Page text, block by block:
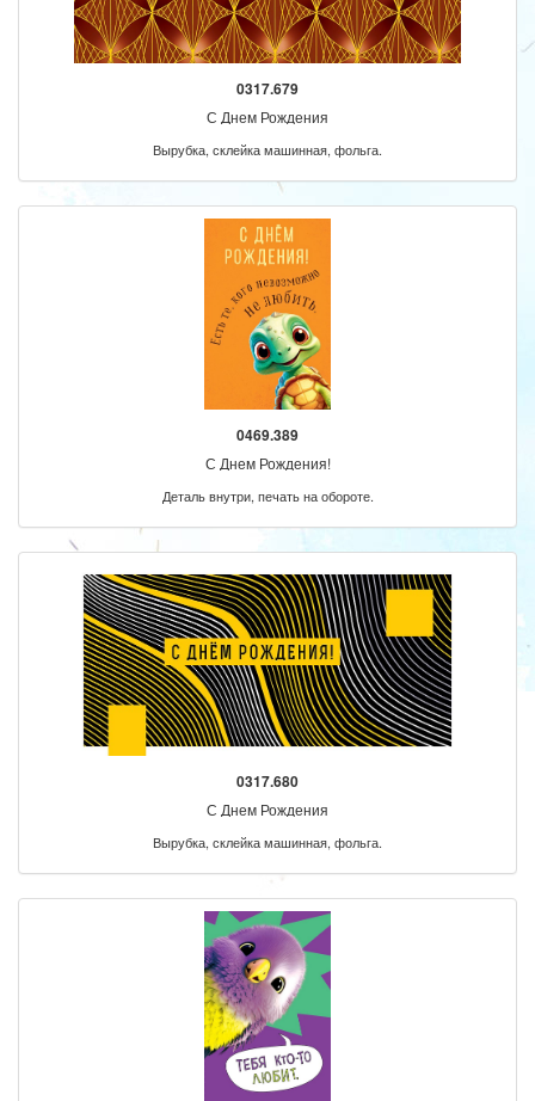
0317.679
С Днем Рождения
Вырубка, склейка машинная, фольга.
0469.389
С Днем Рождения!
Деталь внутри, печать на обороте.
0317.680
С Днем Рождения
Вырубка, склейка машинная, фольга.